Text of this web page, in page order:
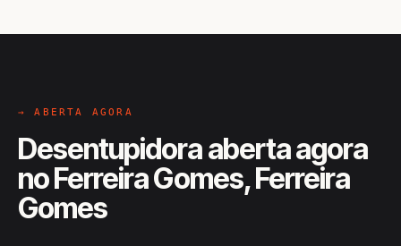
→ ABERTA AGORA
Desentupidora aberta agora
no Ferreira Gomes, Ferreira
Gomes